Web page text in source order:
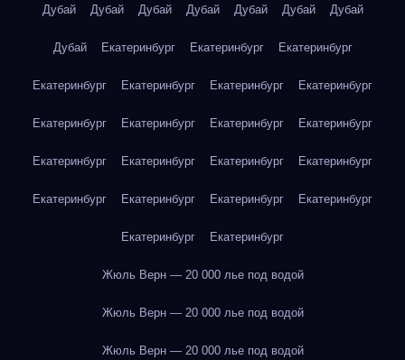
Дубай Дубай Дубай Дубай Дубай Дубай Дубай
Дубай Екатеринбург Екатеринбург Екатеринбург
Екатеринбург Екатеринбург Екатеринбург Екатеринбург
Екатеринбург Екатеринбург Екатеринбург Екатеринбург
Екатеринбург Екатеринбург Екатеринбург Екатеринбург
Екатеринбург Екатеринбург Екатеринбург Екатеринбург
Екатеринбург Екатеринбург
Жюль Верн — 20 000 лье под водой
Жюль Верн — 20 000 лье под водой
Жюль Верн — 20 000 лье под водой